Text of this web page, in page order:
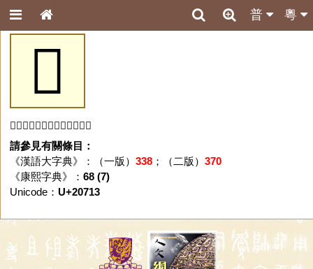
粵
普
𠜓
「𠜓」字未收錄於本資料庫。
請參見有關條目：
《漢語大字典》：（一版） 338；（二版） 370
《康熙字典》： 68 (7)
Unicode： U+20713